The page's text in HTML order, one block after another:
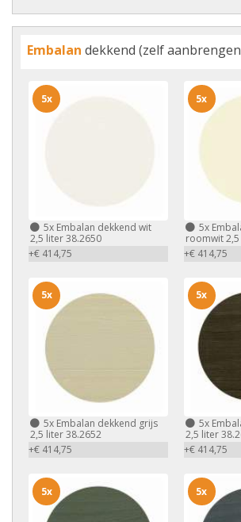
Embalan dekkend (zelf
5x Embalan dekkend wit
2,5 liter 38.2650
+€ 414,75
5x
5x
roomwit 2,5
+€ 414,75
5x
5x Embalan dekkend grijs
2,5 liter 38.2652
+€ 414,75
5x
5x
2,5 liter
+€ 414,75
5x
5x 5x